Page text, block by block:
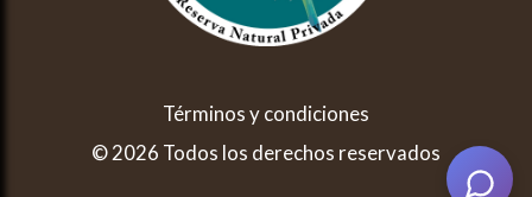
Términos y condiciones
© 2026 Todos los derechos reservados